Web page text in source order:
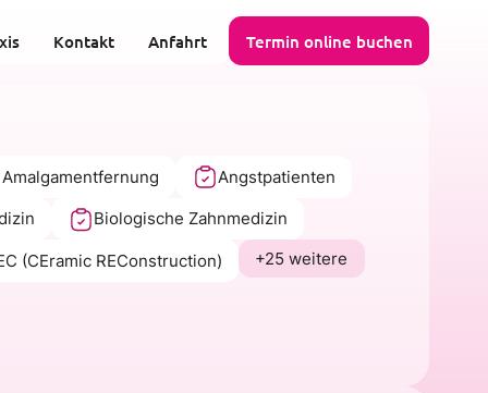
Kontakt Anfahrt Termin online buchen
Angstpatienten
Biologische Zahnmedizin
(CEramic REConstruction) +25 weitere